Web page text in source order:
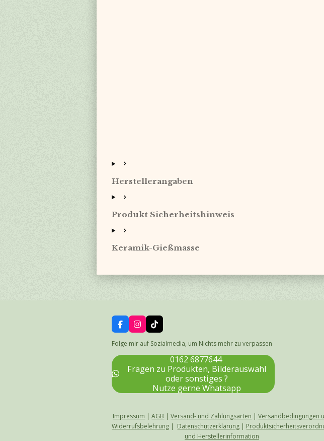
Herstellerangaben
Produkt Sicherheitshinweis
Keramik-Gießmasse
F
a
c
e
b
I
n
s
a
r
T
i
k
o
Folge mir auf Sozialmedia, um Nichts mehr zu verpassen
0162 6877644
Fragen zu Produkten, Bilderauswahl
oder sonstiges ?
Nutze gerne Whatsapp
Impressum |AGB |Versand- und Zahlungsarten |Versandbedingungen
Widerrufsbelehrung | Datenschutzerklärung |
und Herstellerinformation